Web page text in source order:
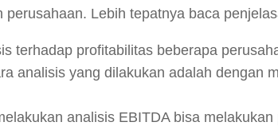
Lebih tepatnya baca
terhadap profitabilitas beberapa
analisis yang dilakukan adalah dengan
analisis EBITDA bisa